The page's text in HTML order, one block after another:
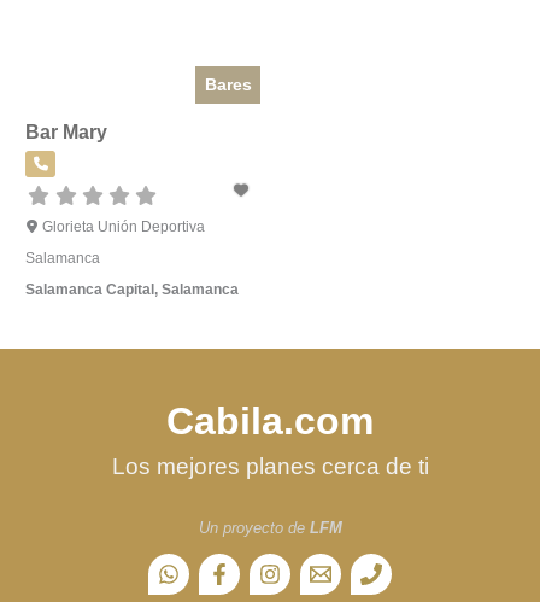
Bares
Bar Mary
Glorieta Unión Deportiva
Salamanca
Salamanca Capital, Salamanca
Cabila.com
Los mejores planes cerca de ti
Un proyecto de LFM